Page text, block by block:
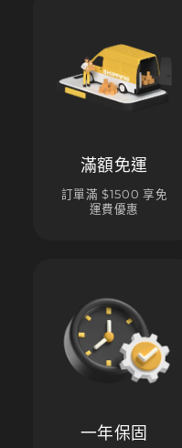
滿額免運
訂單滿 $1500 享免
運費優惠
一年保固